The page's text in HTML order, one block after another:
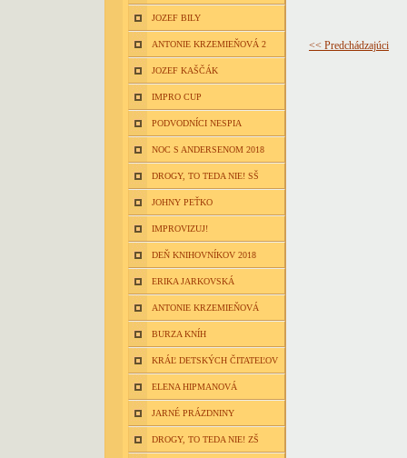
JOZEF BILY
ANTONIE KRZEMIEŇOVÁ 2
JOZEF KAŠČÁK
IMPRO CUP
PODVODNÍCI NESPIA
NOC S ANDERSENOM 2018
DROGY, TO TEDA NIE! SŠ
JOHNY PEŤKO
IMPROVIZUJ!
DEŇ KNIHOVNÍKOV 2018
ERIKA JARKOVSKÁ
ANTONIE KRZEMIEŇOVÁ
BURZA KNÍH
KRÁĽ DETSKÝCH ČITATEĽOV
ELENA HIPMANOVÁ
JARNÉ PRÁZDNINY
DROGY, TO TEDA NIE! ZŠ
<< Predchádzajúci